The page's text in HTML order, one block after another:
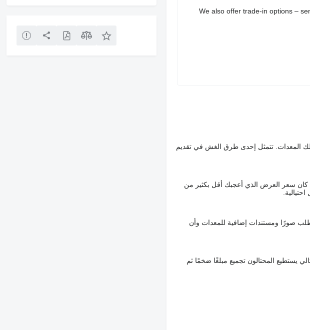
We also offer trade-in options –
المعدات. تتمثل إحدى طرق الغش في تقديم
كان سعر العرض الذي أعجبك أقل بكثير من
صورًا ومستندات إضافية للمعدات وأن
يستطيع المحتالون تجميع مبلغًا ضخمًا ثم